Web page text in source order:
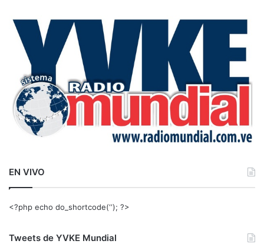
a
EN VIVO
<?php echo do_shortcode(‘‘); ?>
Tweets de YVKE Mundial